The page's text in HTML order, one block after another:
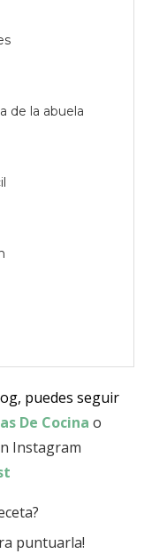
de la abuela
puedes seguir
De Cocina o
Instagram
puntuarla!